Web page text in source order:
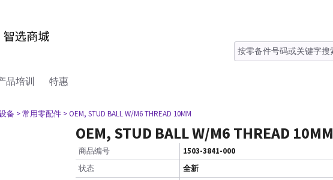
品培训 特惠
备 > 常用零配件 > OEM, STUD BALL W/M6 THREAD 10MM
OEM, STUD BALL W/M6 THREAD 10MM
商品编号
1503-3841-000
状态
全新